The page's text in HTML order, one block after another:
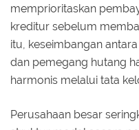
memprioritaskan
kreditur sebelum
itu, keseimbangan
dan pemegang hutang
harmonis melalui tata
Perusahaan besar